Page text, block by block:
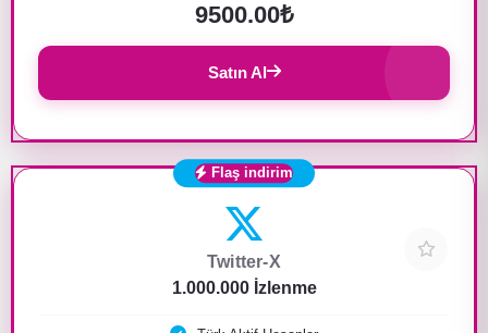
9500.00₺
Satın Al
Flaş indirim
Twitter-X
1.000.000 İzlenme